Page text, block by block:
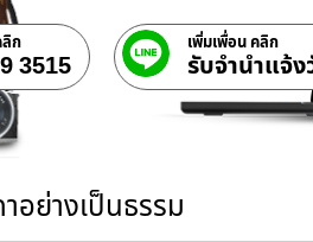
ก
3515
เพิ่มเพื่อน คลิก
รับจํานําแจ้
อย่างเป็นธรรม